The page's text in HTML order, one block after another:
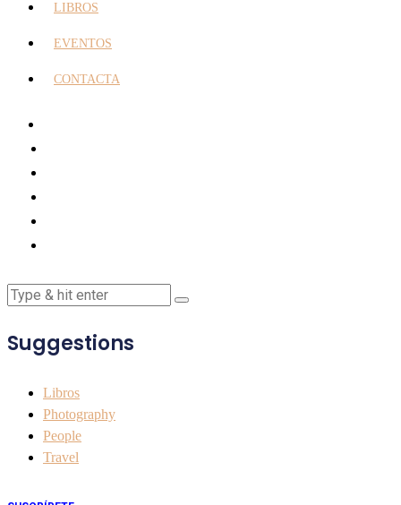
LIBROS
EVENTOS
CONTACTA
Suggestions
Libros
Photography
People
Travel